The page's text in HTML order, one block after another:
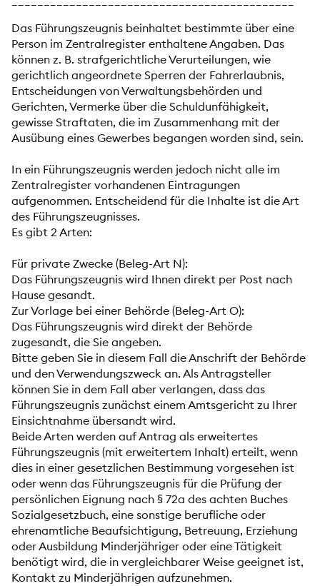
Das Führungszeugnis beinhaltet bestimmte über eine
Person im Zentralregister enthaltene Angaben. Das
können z. B. strafgerichtliche Verurteilungen, wie
gerichtlich angeordnete Sperren der Fahrerlaubnis,
Entscheidungen von Verwaltungsbehörden und
Gerichten, Vermerke über die Schuldunfähigkeit,
gewisse Straftaten, die im Zusammenhang mit der
Ausübung eines Gewerbes begangen worden sind, sein.
In ein Führungszeugnis werden jedoch nicht alle im
Zentralregister vorhandenen Eintragungen
aufgenommen. Entscheidend für die Inhalte ist die Art
des Führungszeugnisses.
Es gibt 2 Arten:
Für private Zwecke (Beleg-Art N):
Das Führungszeugnis wird Ihnen direkt per Post nach
Hause gesandt.
Zur Vorlage bei einer Behörde (Beleg-Art O):
Das Führungszeugnis wird direkt der Behörde
zugesandt, die Sie angeben.
Bitte geben Sie in diesem Fall die Anschrift der Behörde
und den Verwendungszweck an. Als Antragsteller
können Sie in dem Fall aber verlangen, dass das
Führungszeugnis zunächst einem Amtsgericht zu Ihrer
Einsichtnahme übersandt wird.
Beide Arten werden auf Antrag als erweitertes
Führungszeugnis (mit erweitertem Inhalt) erteilt, wenn
dies in einer gesetzlichen Bestimmung vorgesehen ist
oder wenn das Führungszeugnis für die Prüfung der
persönlichen Eignung nach § 72a des achten Buches
Sozialgesetzbuch, eine sonstige berufliche oder
ehrenamtliche Beaufsichtigung, Betreuung, Erziehung
oder Ausbildung Minderjähriger oder eine Tätigkeit
benötigt wird, die in vergleichbarer Weise geeignet ist,
Kontakt zu Minderjährigen aufzunehmen.